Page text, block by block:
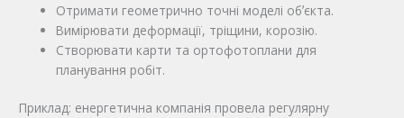
Отримати геометрично точні моделі обʼєкта.
Вимірювати деформації, тріщини, корозію.
Створювати карти та ортофотоплани для
планування робіт.
Приклад: енергетична компанія провела регулярну